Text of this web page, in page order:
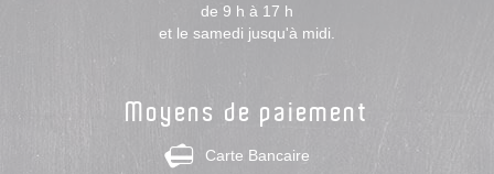
de 9 h à 17 h
et le samedi jusqu'à midi.
Moyens de paiement
Carte Bancaire